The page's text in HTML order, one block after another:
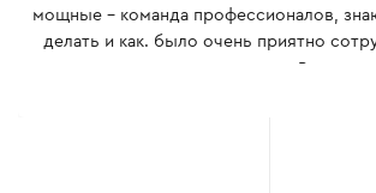
мощные – команда профессионалов,
делать и как. было очень приятно
вместе, многому сам научился. Всем